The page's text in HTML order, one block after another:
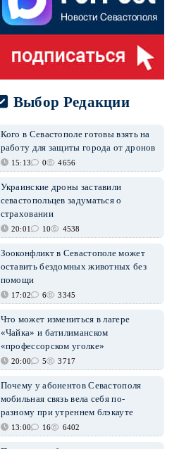
Выбор Редакции
Кого в Севастополе готовы взять на
работу для защиты города от дронов
15:13 0 4656
Украинские дроны заставили
севастопольцев задуматься о
страховании
20:01 10 4538
Зооконфликт в Севастополе может
оставить бездомных животных без
помощи
17:02 6 3345
Что может измениться в лагере
«Чайка» и батилиманском
«профессорском уголке»
20:00 5 3717
Почему у абонентов Севастополя
мобильная связь вела себя по-
разному при утреннем блэкауте
13:00 16 6402